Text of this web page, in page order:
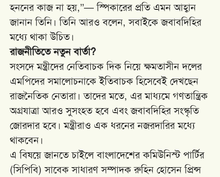
হননের কাজ না হয়,’’— স্পিকারের প্রতি এমন আহ্বান
জানান তিনি। তিনি আরও বলেন, সবাইকে জবাবদিহির
মধ্যে থাকা উচিত।
রাজনীতিতে নতুন বার্তা?
সংসদে মন্ত্রীদের নেতিবাচক দিক নিয়ে ক্ষমতাসীন দলের
এমপিদের সমালোচনাকে ইতিবাচক হিসেবেই দেখছেন
রাজনৈতিক নেতারা। তাদের মতে, এর মাধ্যমে গণতান্ত্রিক
অগ্রযাত্রা আরও সুসংহত হবে এবং জবাবদিহির সংস্কৃতি
জোরদার হবে। মন্ত্রীরাও এক ধরনের নজরদারির মধ্যে
থাকবেন।
এ বিষয়ে জানতে চাইলে বাংলাদেশের কমিউনিস্ট পার্টির
(সিপিবি) সাবেক সাধারণ সম্পাদক রুহিন হোসেন প্রিন্স